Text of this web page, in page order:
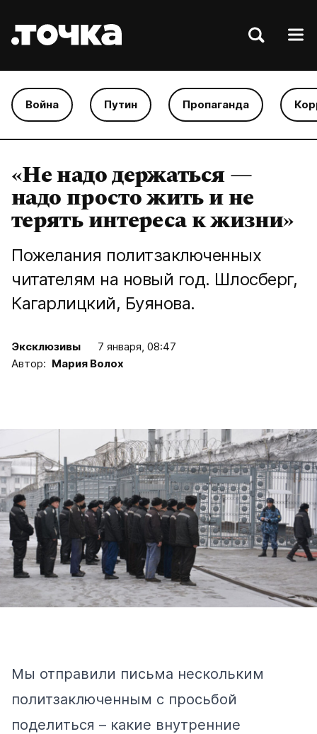
Война Путин Пропаганда
«Не надо держаться —
надо просто жить и не
терять интереса к жизни»
Пожелания политзаключенных
читателям на новый год. Шлосберг,
Кагарлицкий, Буянова.
Эксклюзивы
7 января, 08:47
Автор: Мария Волох
Мы отправили письма нескольким
политзаключенным с просьбой
поделиться – какие внутренние